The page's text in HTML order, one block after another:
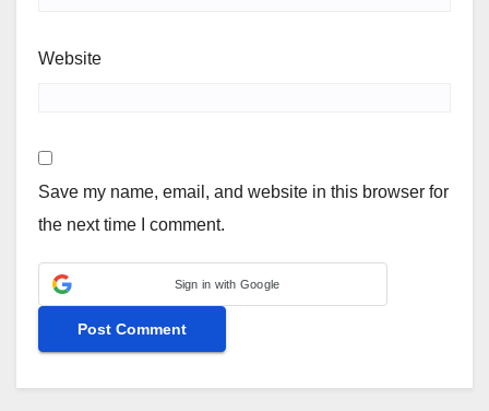
Website
Save my name, email, and website in this browser for
the next time I comment.
Sign in with Google